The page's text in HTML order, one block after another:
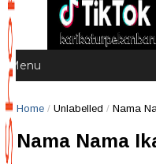
Home / Unlabelled / Nama
Nama Nama